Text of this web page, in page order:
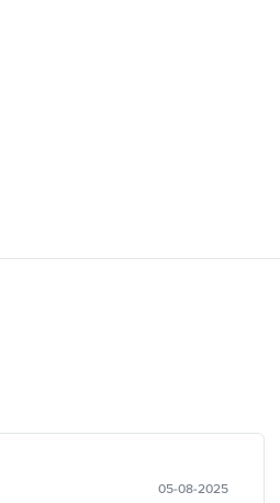
05-08-2025